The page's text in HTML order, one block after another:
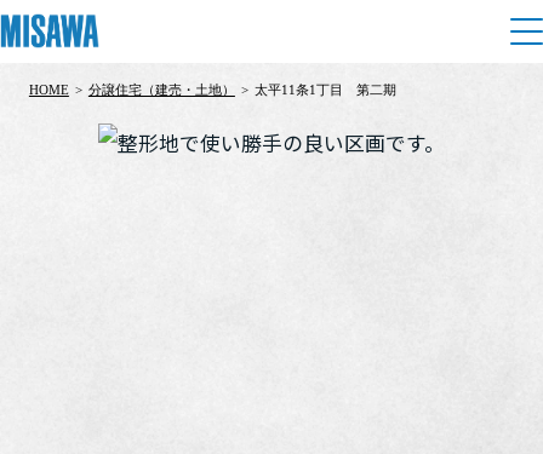
住まい
HOME> 分譲住宅（建売・土地） > 太平11条1丁目 第二期